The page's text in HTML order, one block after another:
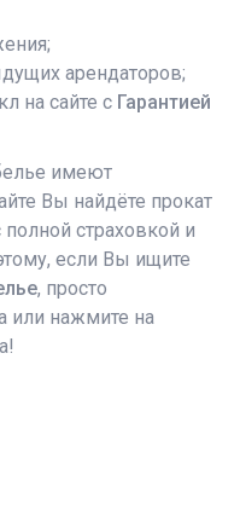
арендаторов;
на сайте с Гарантией
имеют
Вы найдёте прокат
страховкой и
если Вы ищите
, просто
или нажмите на